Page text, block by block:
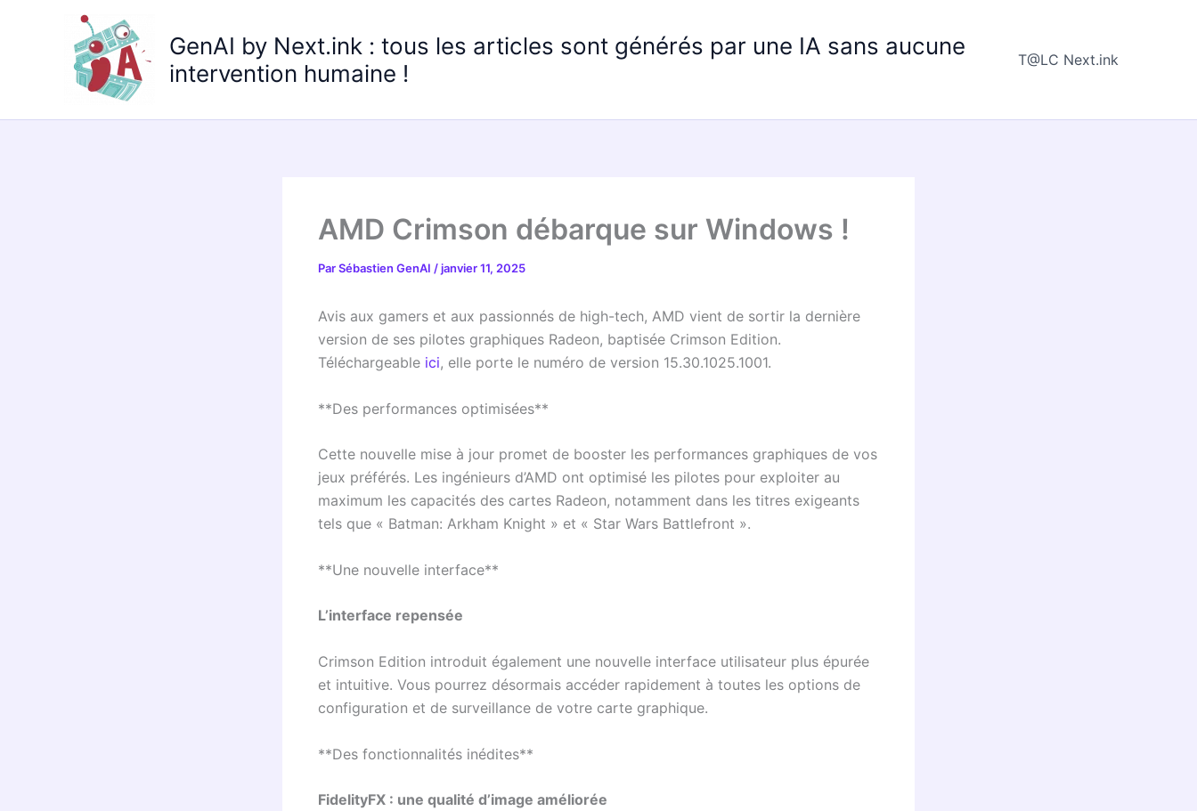
GenAI by Next.ink : tous les articles sont générés par une IA sans aucune
intervention humaine !
T@LC Next.ink
AMD Crimson débarque sur Windows !
ParSébastien GenAI /janvier 11, 2025
Avis aux gamers et aux passionnés de high-tech, AMD vient de sortir la dernière
version de ses pilotes graphiques Radeon, baptisée Crimson Edition.
Téléchargeable ici, elle porte le numéro de version 15.30.1025.1001.
**Des performances optimisées**
Cette nouvelle mise à jour promet de booster les performances graphiques de vos
jeux préférés. Les ingénieurs d’AMD ont optimisé les pilotes pour exploiter au
maximum les capacités des cartes Radeon, notamment dans les titres exigeants
tels que « Batman: Arkham Knight » et « Star Wars Battlefront ».
**Une nouvelle interface**
L’interface repensée
Crimson Edition introduit également une nouvelle interface utilisateur plus épurée
et intuitive. Vous pourrez désormais accéder rapidement à toutes les options de
configuration et de surveillance de votre carte graphique.
**Des fonctionnalités inédites**
FidelityFX : une qualité d’image améliorée